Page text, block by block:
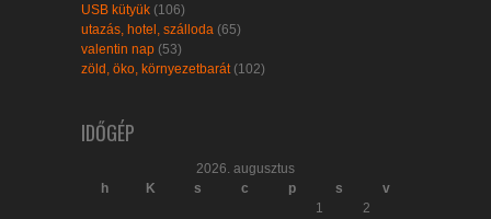
USB kütyük (106)
utazás, hotel, szálloda (65)
valentin nap (53)
zöld, öko, környezetbarát(102)
IDŐGÉP
2026. augusztus
h
K s c p s
v
1
2